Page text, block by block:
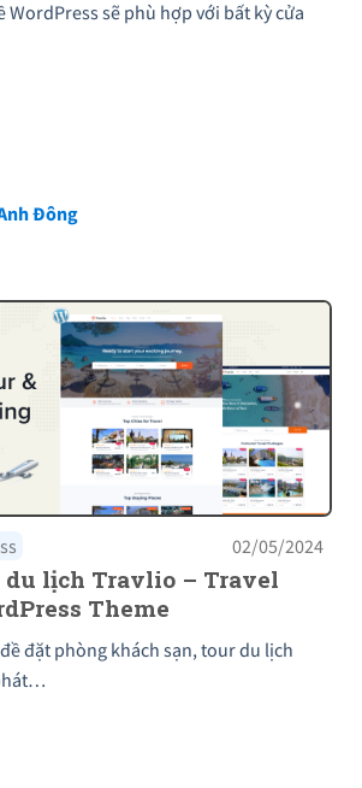
WordPress sẽ phù hợp với bất kỳ cửa
Đông
02/05/2024
du lịch Travlio – Travel
Theme
đặt phòng khách sạn, tour du lịch